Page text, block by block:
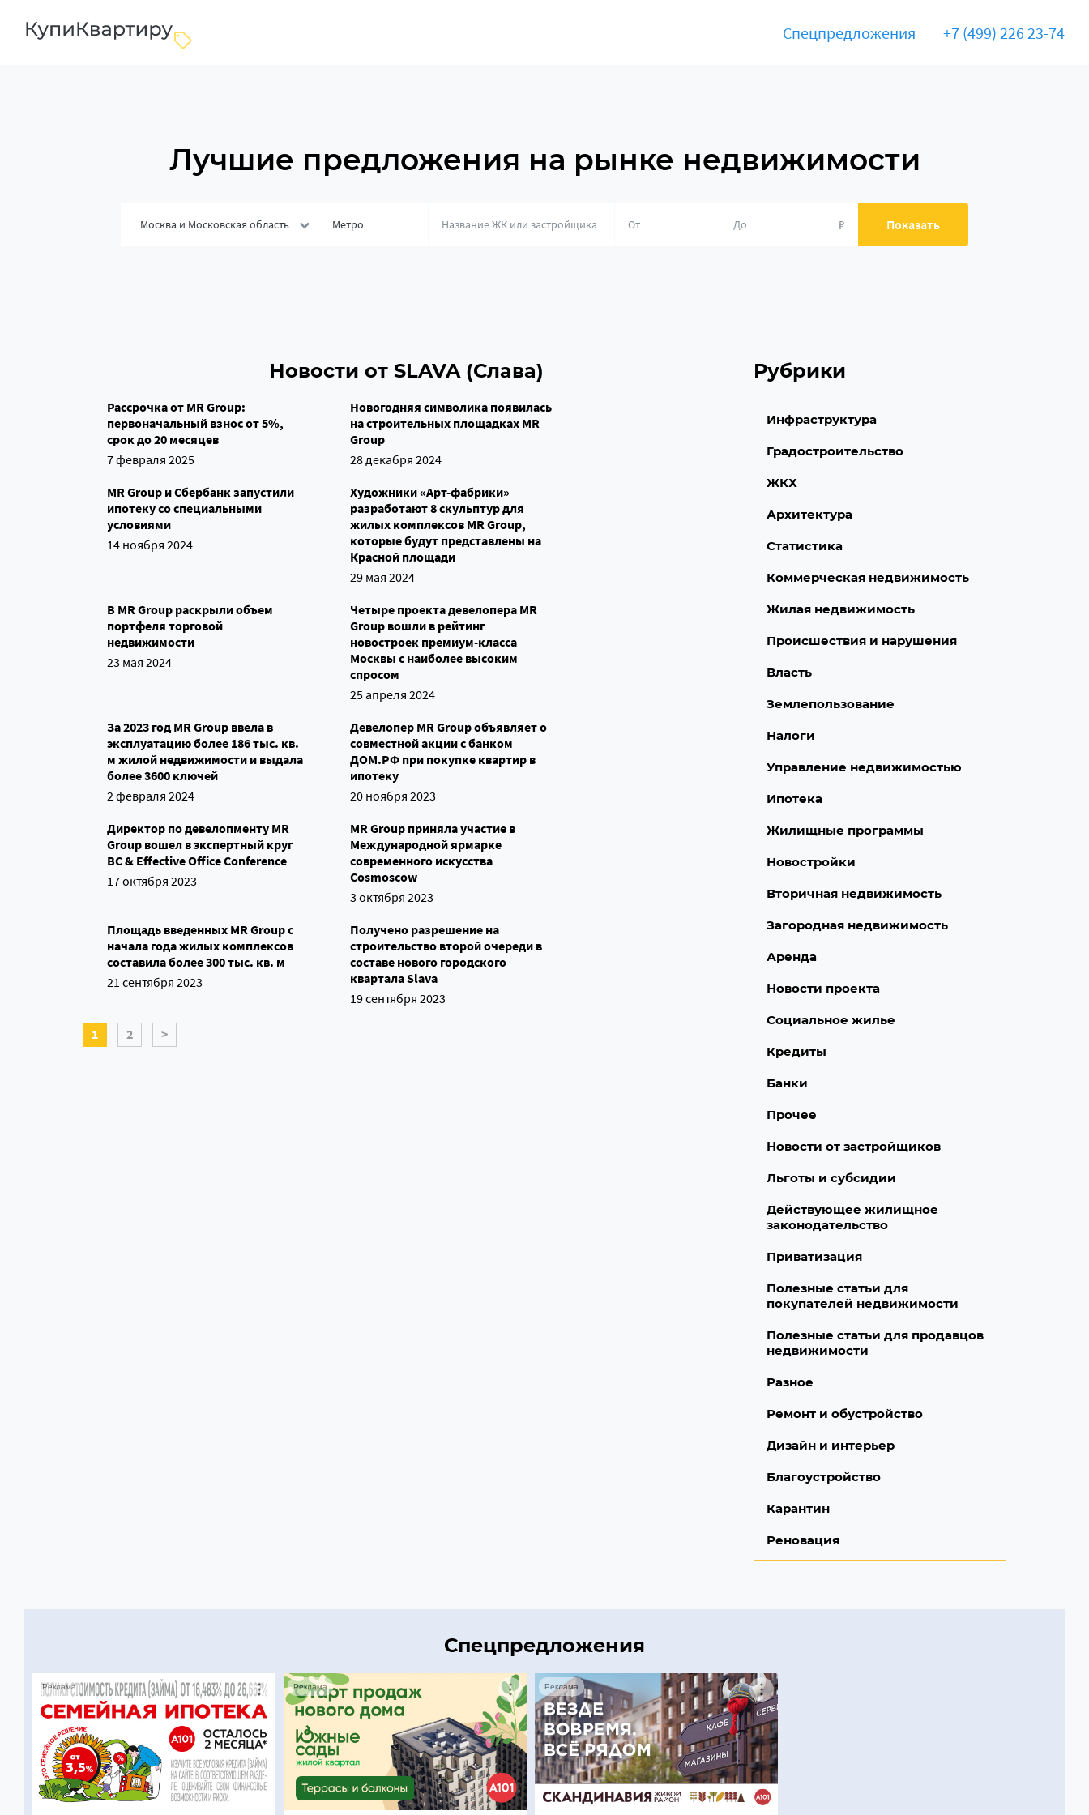
Спецпредложения +7 (499) 226 23-74
Лучшие предложения на рынке недвижимости
Москва и Московская область Метро ₽ Показать
Новости от SLAVA (Слава)
Рассрочка от MR Group:
первоначальный взнос от 5%,
срок до 20 месяцев
7 февраля 2025
Новогодняя символика появилась
на строительных площадках MR
Group
28 декабря 2024
MR Group и Сбербанк запустили
ипотеку со специальными
условиями
14 ноября 2024
Художники «Арт-фабрики»
разработают 8 скульптур для
жилых комплексов MR Group,
которые будут представлены на
Красной площади
29 мая 2024
В MR Group раскрыли объем
портфеля торговой
недвижимости
23 мая 2024
Четыре проекта девелопера MR
Group вошли в рейтинг
новостроек премиум-класса
Москвы с наиболее высоким
спросом
25 апреля 2024
За 2023 год MR Group ввела в
эксплуатацию более 186 тыс. кв.
м жилой недвижимости и выдала
более 3600 ключей
2 февраля 2024
Девелопер MR Group объявляет о
совместной акции с банком
ДОМ.РФ при покупке квартир в
ипотеку
20 ноября 2023
Директор по девелопменту MR
Group вошел в экспертный круг
BC & Effective Office Conference
17 октября 2023
MR Group приняла участие в
Международной ярмарке
современного искусства
Cosmoscow
3 октября 2023
Площадь введенных MR Group с
начала года жилых комплексов
составила более 300 тыс. кв. м
21 сентября 2023
Получено разрешение на
строительство второй очереди в
составе нового городского
квартала Slava
19 сентября 2023
1 2 >
Рубрики
Инфраструктура
Градостроительство
ЖКХ
Архитектура
Статистика
Коммерческая недвижимость
Жилая недвижимость
Происшествия и нарушения
Власть
Землепользование
Налоги
Управление недвижимостью
Ипотека
Жилищные программы
Новостройки
Вторичная недвижимость
Загородная недвижимость
Аренда
Новости проекта
Социальное жилье
Кредиты
Банки
Прочее
Новости от застройщиков
Льготы и субсидии
Действующее жилищное
законодательство
Приватизация
Полезные статьи для
покупателей недвижимости
Полезные статьи для продавцов
недвижимости
Разное
Ремонт и обустройство
Дизайн и интерьер
Благоустройство
Карантин
Реновация
Спецпредложения
Реклама Реклама Реклама